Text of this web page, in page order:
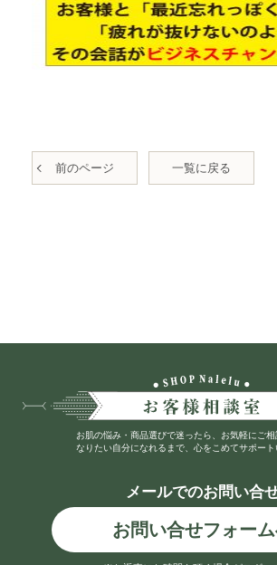
前のページ 一覧に戻る
お肌の悩み・商品選びで迷ったら、お気軽にご相
なりたい自分になれるまで、心をこめてサポート
メールでのお問い合
お問い合せフォー